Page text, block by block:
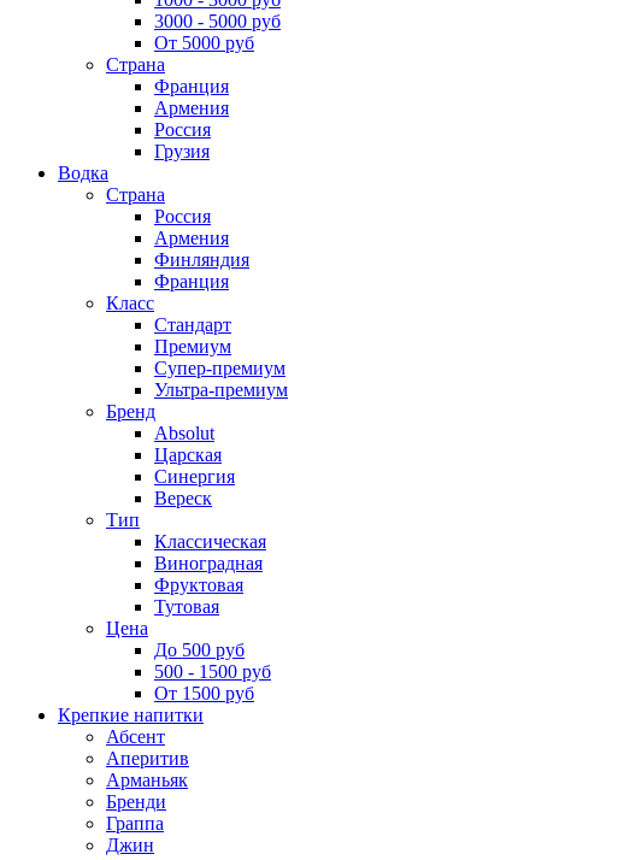
3000 - 5000 руб
От 5000 руб
Страна
Франция
Армения
Россия
Грузия
Водка
Страна
Россия
Армения
Финляндия
Франция
Класс
Стандарт
Премиум
Супер-премиум
Ультра-премиум
Бренд
Absolut
Царская
Синергия
Вереск
Тип
Классическая
Виноградная
Фруктовая
Тутовая
Цена
До 500 руб
500 - 1500 руб
От 1500 руб
Крепкие напитки
Абсент
Аперитив
Арманьяк
Бренди
Граппа
Джин